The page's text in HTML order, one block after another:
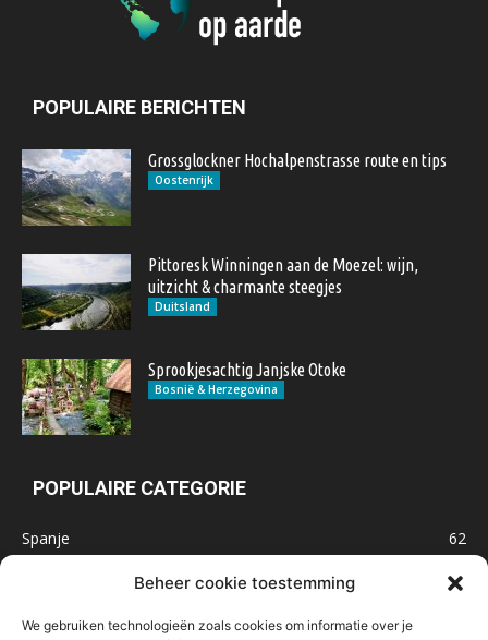
Beheer cookie toestemming
We gebruiken technologieën zoals cookies om informatie over je
POPULAIRE BERICHTEN
Grossglockner Hochalpenstrasse route en tips
Oostenrijk
Pittoresk Winningen aan de Moezel: wijn,
uitzicht & charmante steegjes
Duitsland
Sprookjesachtig Janjske Otoke
Bosnië & Herzegovina
POPULAIRE CATEGORIE
Spanje
62